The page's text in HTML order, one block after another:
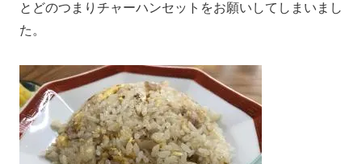
とどのつまりチャーハンセットをお願いしてしまいまし
た。